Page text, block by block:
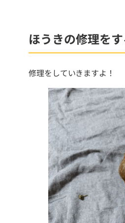
ほうきの修理を
修理をしていきますよ！